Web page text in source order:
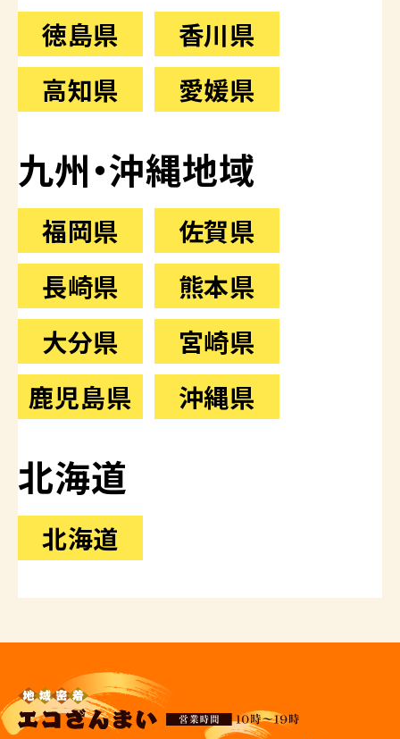
徳島県
香川県
高知県
愛媛県
九州・沖縄地域
福岡県
佐賀県
長崎県
熊本県
大分県
宮崎県
鹿児島県
沖縄県
北海道
北海道